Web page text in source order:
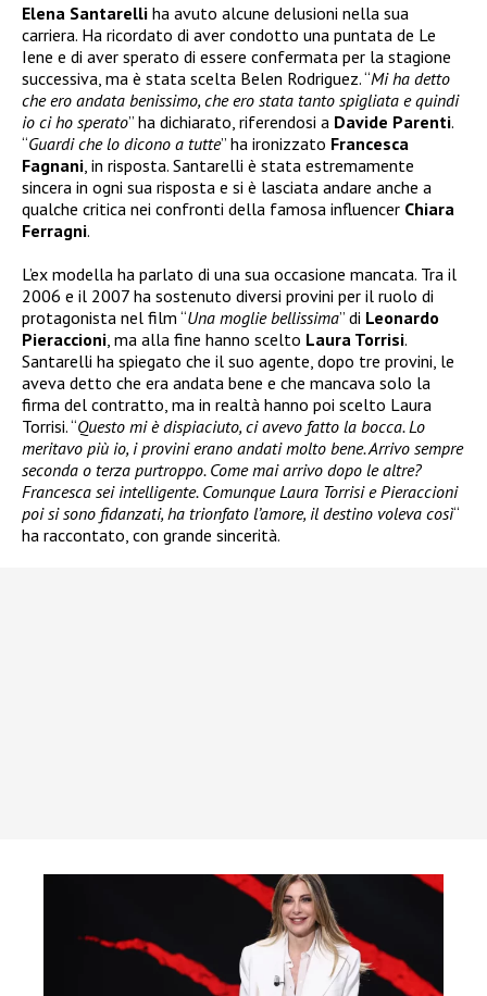
Elena Santarelli ha avuto alcune delusioni nella sua
carriera. Ha ricordato di aver condotto una puntata de Le
Iene e di aver sperato di essere confermata per la stagione
successiva, ma è stata scelta Belen Rodriguez. “Mi ha detto
che ero andata benissimo, che ero stata tanto spigliata e quindi
io ci ho sperato” ha dichiarato, riferendosi a Davide Parenti.
“Guardi che lo dicono a tutte” ha ironizzato Francesca
Fagnani , in risposta. Santarelli è stata estremamente
sincera in ogni sua risposta e si è lasciata andare anche a
qualche critica nei confronti della famosa influencer Chiara
Ferragni.
L’ex modella ha parlato di una sua occasione mancata. Tra il
2006 e il 2007 ha sostenuto diversi provini per il ruolo di
protagonista nel film “Una moglie bellissima” di Leonardo
Pieraccioni , ma alla fine hanno scelto Laura Torrisi.
Santarelli ha spiegato che il suo agente, dopo tre provini, le
aveva detto che era andata bene e che mancava solo la
firma del contratto, ma in realtà hanno poi scelto Laura
Torrisi. “Questo mi è dispiaciuto, ci avevo fatto la bocca. Lo
meritavo più io, i provini erano andati molto bene. Arrivo sempre
seconda o terza purtroppo. Come mai arrivo dopo le altre?
Francesca sei intelligente. Comunque Laura Torrisi e Pieraccioni
poi si sono fidanzati, ha trionfato l’amore, il destino voleva così“
ha raccontato, con grande sincerità.